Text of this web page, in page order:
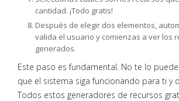
cantidad. ¡Todo gratis!
Después de elegir dos elementos,
valida el usuario y comienzas a ver los
generados.
Este paso es fundamental. No te lo
que el sistema siga funcionando para ti y
Todos estos generadores de recursos